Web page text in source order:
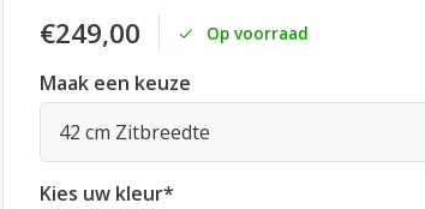
€249,00 Op voorraad
Maak een keuze
42 cm Zitbreedte
Kies uw kleur*